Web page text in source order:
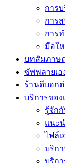
การ
การ
การ
มือใ
บทสัมภาษ
ซัพพลายเอ
ร้านดีบอก
บริการของ
รู้จักกั
แนะ
ไฟล์
บริก
บริก